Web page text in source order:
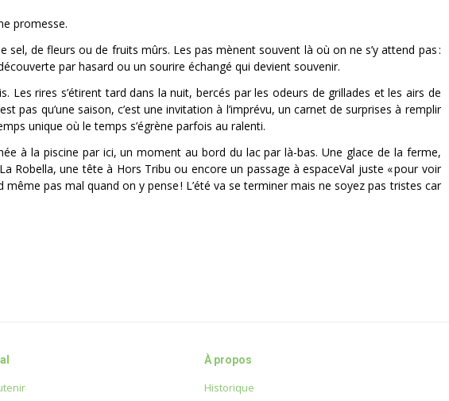
promesse.
sel, de fleurs ou de fruits mûrs. Les pas mènent souvent là où on ne s’y attend pas :
par hasard ou un sourire échangé qui devient souvenir.
Les rires s’étirent tard dans la nuit, bercés par les odeurs de grillades et les airs de
pas qu’une saison, c’est une invitation à l’imprévu, un carnet de surprises à remplir
unique où le temps s’égrène parfois au ralenti.
à la piscine par ici, un moment au bord du lac par là-bas. Une glace de la ferme,
Robella, une tête à Hors Tribu ou encore un passage à espaceVal juste « pour voir
même pas mal quand on y pense ! L’été va se terminer mais ne soyez pas tristes car
À propos
Historique